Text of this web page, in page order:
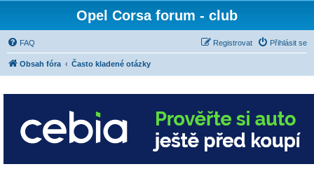
Opel Corsa forum - club
FAQ Přihlásit se
Registrovat
Obsah fóra Často kladené otázky